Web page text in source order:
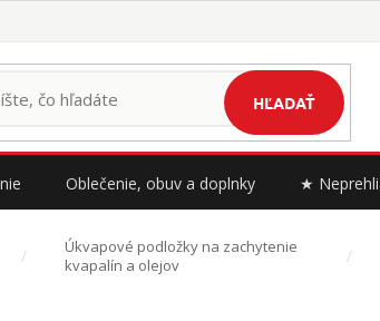
HĽADAŤ
Oblečenie, obuv a doplnky ★
Úkvapové podložky na zachytenie
kvapalín a olejov